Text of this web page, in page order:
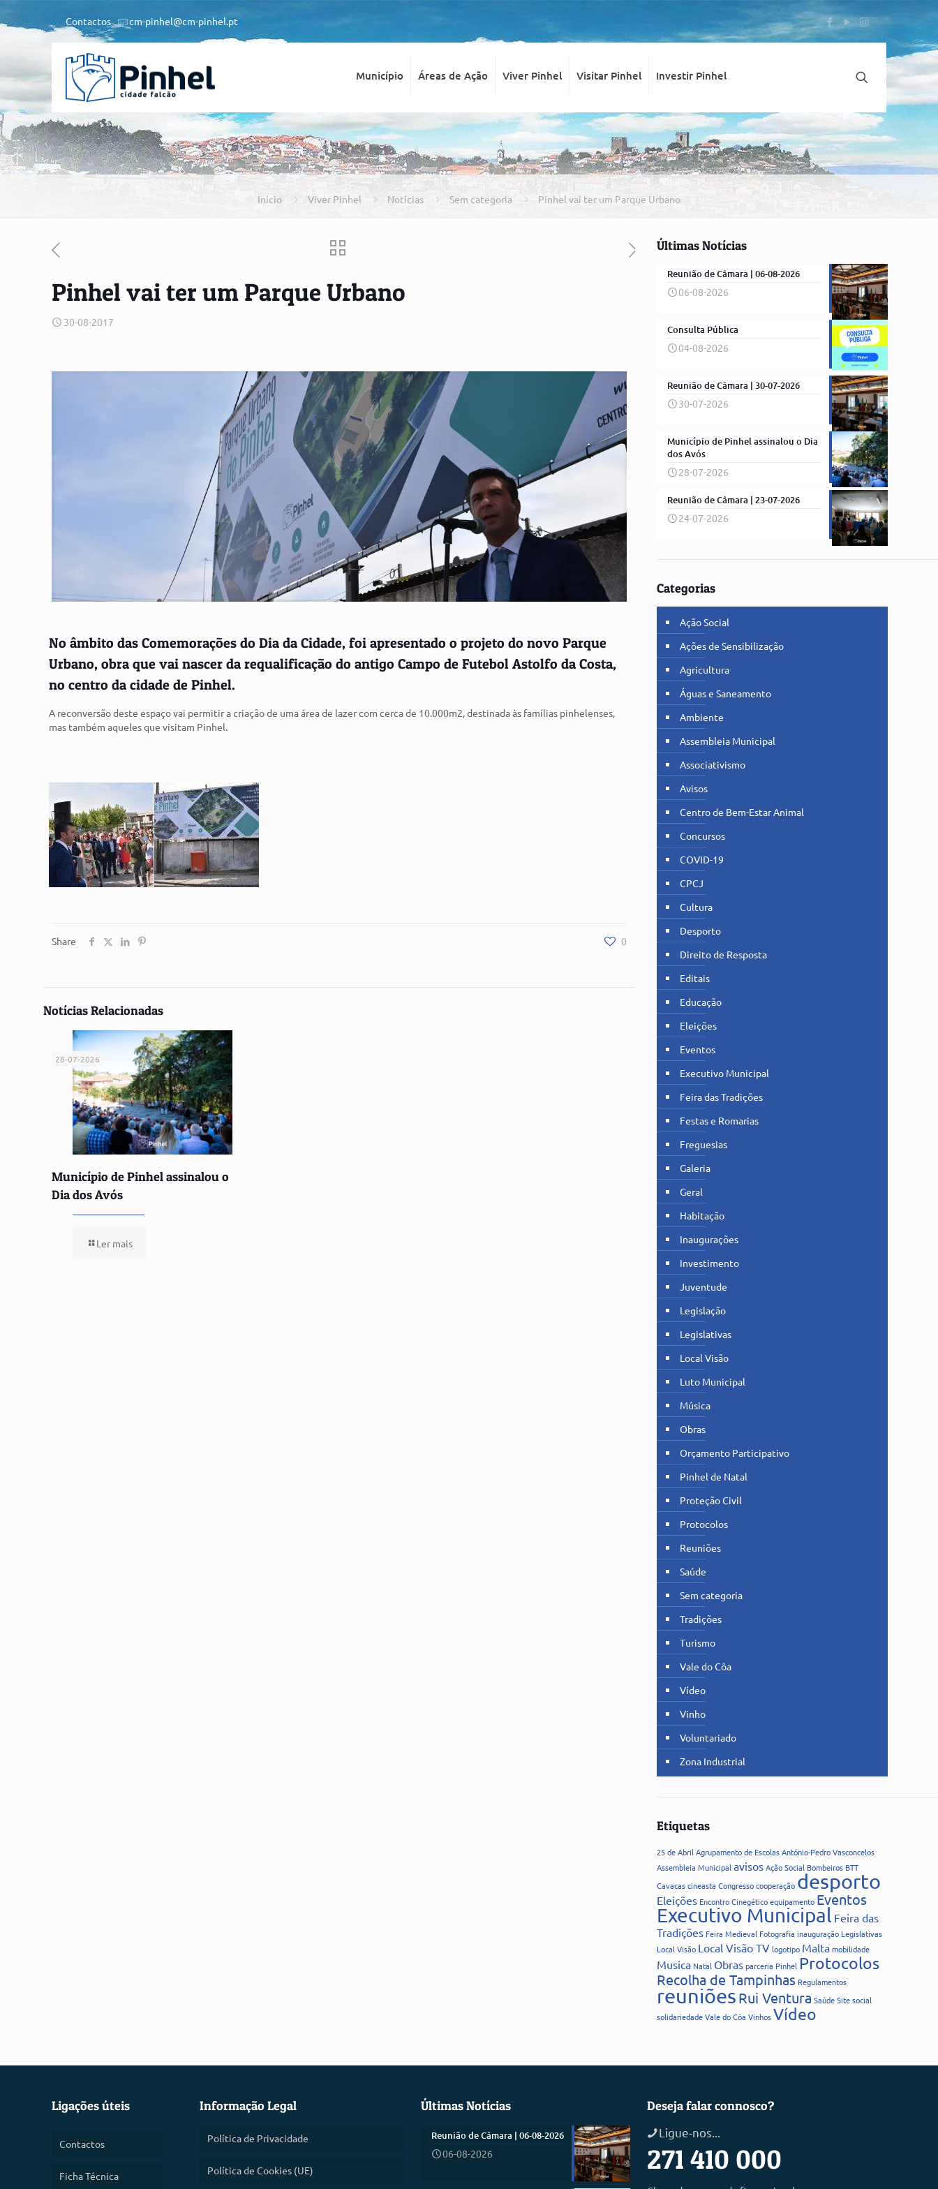
Contactos cm-pinhel@cm-pinhel.pt
Município Áreas de Ação Viver Pinhel Visitar Pinhel Investir Pinhel
Início Viver Pinhel Notícias Sem categoria Pinhel vai ter um Parque Urbano
Pinhel vai ter um Parque Urbano
30-08-2017
No âmbito das Comemorações do Dia da Cidade, foi apresentado o projeto do novo Parque
Urbano, obra que vai nascer da requalificação do antigo Campo de Futebol Astolfo da Costa,
no centro da cidade de Pinhel.
A reconversão deste espaço vai permitir a criação de uma área de lazer com cerca de 10.000m2, destinada às famílias pinhelenses,
mas também aqueles que visitam Pinhel.
Share 0
Notícias Relacionadas
28-07-2026
Município de Pinhel assinalou o
Dia dos Avós
Ler mais
Últimas Notícias
Reunião de Câmara | 06-08-2026
06-08-2026
Consulta Pública
04-08-2026
Reunião de Câmara | 30-07-2026
30-07-2026
Município de Pinhel assinalou o Dia
dos Avós
28-07-2026
Reunião de Câmara | 23-07-2026
24-07-2026
Categorias
Ação Social
Ações de Sensibilização
Agricultura
Águas e Saneamento
Ambiente
Assembleia Municipal
Associativismo
Avisos
Centro de Bem-Estar Animal
Concursos
COVID-19
CPCJ
Cultura
Desporto
Direito de Resposta
Editais
Educação
Eleições
Eventos
Executivo Municipal
Feira das Tradições
Festas e Romarias
Freguesias
Galeria
Geral
Habitação
Inaugurações
Investimento
Juventude
Legislação
Legislativas
Local Visão
Luto Municipal
Música
Obras
Orçamento Participativo
Pinhel de Natal
Proteção Civil
Protocolos
Reuniões
Saúde
Sem categoria
Tradições
Turismo
Vale do Côa
Vídeo
Vinho
Voluntariado
Zona Industrial
Etiquetas
25 de Abril Agrupamento de EscolasAntónio-Pedro Vasconcelos
Assembleia Municipal avisosAção Social Bombeiros BTT
Cavacascineasta Congressocooperação desporto
Eleições Encontro Cinegéticoequipamento Eventos
Executivo Municipal Feira das
Tradições Feira Medieval Fotografia inauguração Legislativas
Local Visão Local Visão TVlogotipo Maltamobilidade
Musica Natal Obrasparceria Pinhel Protocolos
Recolha de Tampinhas Regulamentos
reuniões Rui Ventura SaúdeSitesocial
solidariedadeVale do Côa VinhosVídeo
Ligações úteis
Contactos
Ficha Técnica
Informação Legal
Política de Privacidade
Política de Cookies (UE)
Últimas Notícias
Reunião de Câmara | 06-08-2026
06-08-2026
Deseja falar connosco?
Ligue-nos...
271 410 000